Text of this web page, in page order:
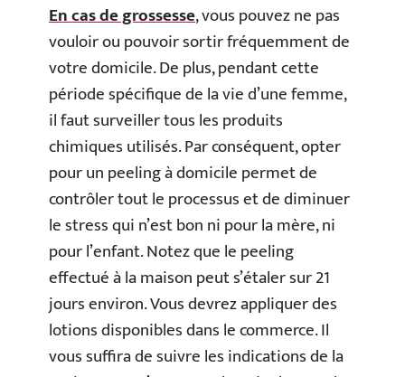
En cas de grossesse, vous pouvez ne pas
vouloir ou pouvoir sortir fréquemment de
votre domicile. De plus, pendant cette
période spécifique de la vie d’une femme,
il faut surveiller tous les produits
chimiques utilisés. Par conséquent, opter
pour un peeling à domicile permet de
contrôler tout le processus et de diminuer
le stress qui n’est bon ni pour la mère, ni
pour l’enfant. Notez que le peeling
effectué à la maison peut s’étaler sur 21
jours environ. Vous devrez appliquer des
lotions disponibles dans le commerce. Il
vous suffira de suivre les indications de la